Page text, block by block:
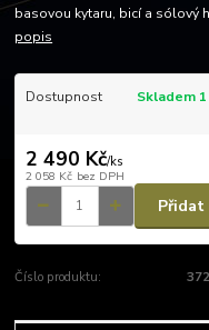
basovou kytaru, bicí a sólový
popis
Dostupnost Skladem
2 490 Kč/ks
2 058 Kč bez DPH
Přidat
Číslo produktu: 372